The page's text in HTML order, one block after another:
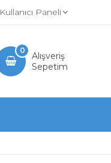
Kullanıcı Paneli
Alışveriş
Sepetim
0